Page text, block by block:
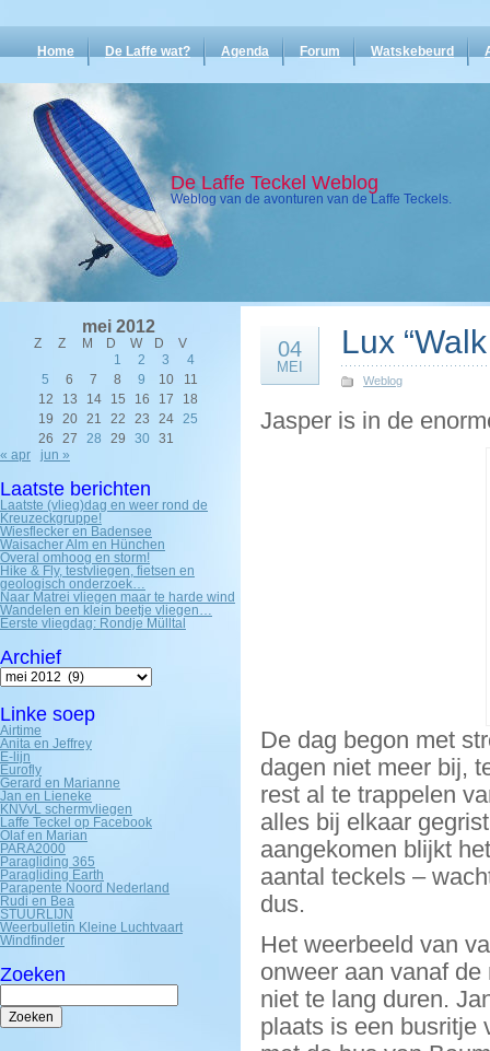
Home De Laffe wat? Agenda Forum Watskebeurd
De Laffe Teckel Weblog
Weblog van de avonturen van de Laffe Teckels.
mei 2012
Z Z M D W D
V
1
2 3
4
5
6 7 8 9 10
11
12
13 14 15 16 17
18
19
20 21 22 23 24
25
26
27 28 29 30
31
« apr
jun »
Laatste berichten
Laatste (vlieg)dag en weer rond de
Kreuzeckgruppe!
Wiesflecker en Badensee
Waisacher Alm en Hünchen
Overal omhoog en storm!
Hike & Fly, testvliegen, fietsen en
geologisch onderzoek…
Naar Matrei vliegen maar te harde wind
Wandelen en klein beetje vliegen…
Eerste vliegdag: Rondje Mülltal
Archief
Archief
Linke soep
Airtime
Anita en Jeffrey
E-lijn
Eurofly
Gerard en Marianne
Jan en Lieneke
KNVvL schermvliegen
Laffe Teckel op Facebook
Olaf en Marian
PARA2000
Paragliding 365
Paragliding Earth
Parapente Noord Nederland
Rudi en Bea
STUURLIJN
Weerbulletin Kleine Luchtvaart
Windfinder
Zoeken
Zoeken
naar:
04
MEI
Lux
Weblog
Jasper is in de
De dag begon met
dagen niet meer bij,
rest al te trappelen
alles bij elkaar
aangekomen blijkt
aantal teckels –
dus.
Het weerbeeld van
onweer aan vanaf
niet te lang duren.
plaats is een busritje